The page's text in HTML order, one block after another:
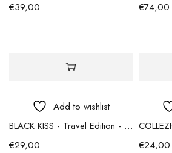
€39,00
€74,00
Add to wishlist
BLACK KISS - Travel Edition - 15 ml
€29,00
€24,00